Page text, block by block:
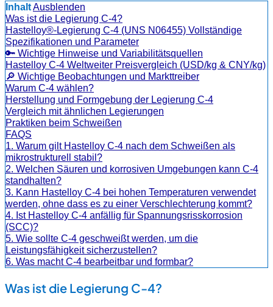
InhaltAusblenden
Was ist die Legierung C-4?
Hastelloy®-Legierung C-4 (UNS N06455) Vollständige
Spezifikationen und Parameter
🔑 Wichtige Hinweise und Variabilitätsquellen
Hastelloy C-4 Weltweiter Preisvergleich (USD/kg & CNY/kg)
🔎 Wichtige Beobachtungen und Markttreiber
Warum C-4 wählen?
Herstellung und Formgebung der Legierung C-4
Vergleich mit ähnlichen Legierungen
Praktiken beim Schweißen
FAQS
1. Warum gilt Hastelloy C-4 nach dem Schweißen als
mikrostrukturell stabil?
2. Welchen Säuren und korrosiven Umgebungen kann C-4
standhalten?
3. Kann Hastelloy C-4 bei hohen Temperaturen verwendet
werden, ohne dass es zu einer Verschlechterung kommt?
4. Ist Hastelloy C-4 anfällig für Spannungsrisskorrosion
(SCC)?
5. Wie sollte C-4 geschweißt werden, um die
Leistungsfähigkeit sicherzustellen?
6. Was macht C-4 bearbeitbar und formbar?
Was ist die Legierung C-4?